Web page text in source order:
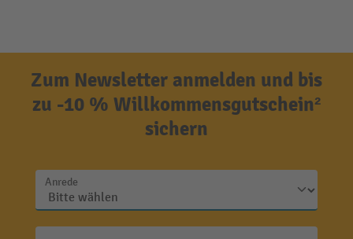
Zum Newsletter anmelden und bis
zu -10 % Willkommensgutschein²
sichern
Anrede